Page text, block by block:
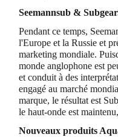
Seemannsub &
Pendant ce temps,
l'Europe et la Russie et
marketing mondiale.
monde anglophone est
et conduit à des
engagé au marché
marque, le résultat est
le haut-onde est
Nouveaux produits